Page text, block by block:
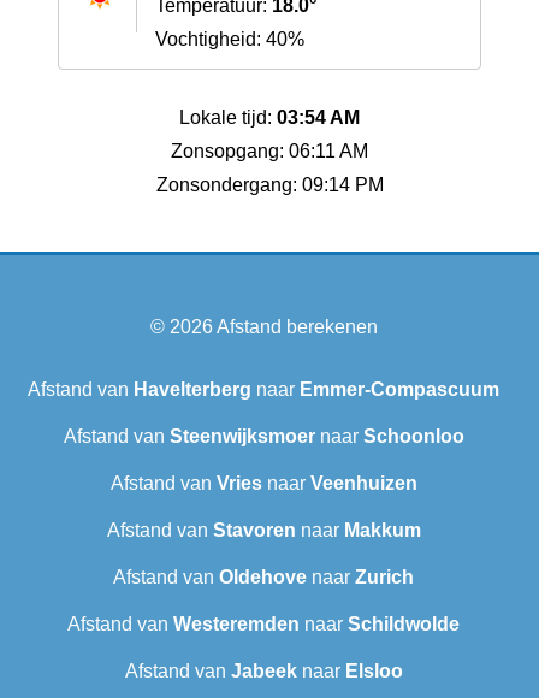
Temperatuur: 18.0°
Vochtigheid: 40%
Lokale tijd: 03:54 AM
Zonsopgang: 06:11 AM
Zonsondergang: 09:14 PM
© 2026Afstand berekenen
Afstand van Havelterberg naar Emmer-Compascuum
Afstand van Steenwijksmoernaar Schoonloo
Afstand van Vriesnaar Veenhuizen
Afstand van Stavoren naar Makkum
Afstand van Oldehove naar Zurich
Afstand van Westeremden naar Schildwolde
Afstand van Jabeeknaar Elsloo